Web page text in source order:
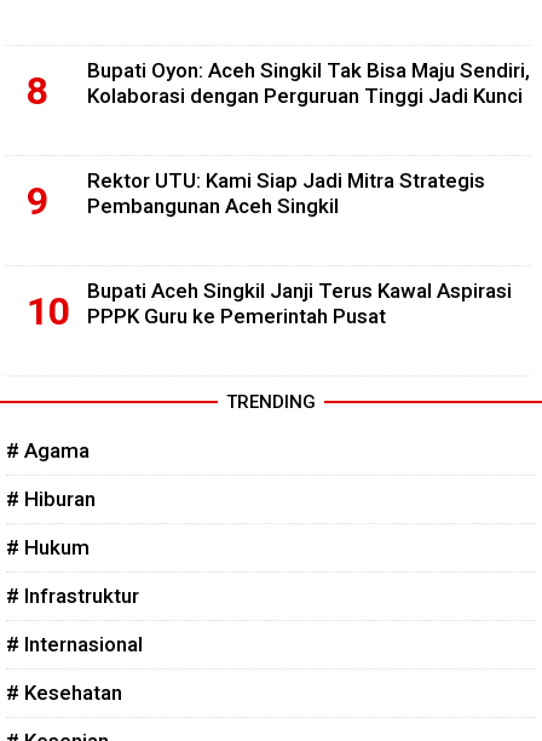
Bupati Oyon: Aceh Singkil Tak Bisa Maju Sendiri,
Kolaborasi dengan Perguruan Tinggi Jadi Kunci
Rektor UTU: Kami Siap Jadi Mitra Strategis
Pembangunan Aceh Singkil
Bupati Aceh Singkil Janji Terus Kawal Aspirasi
PPPK Guru ke Pemerintah Pusat
TRENDING
# Agama
# Hiburan
# Hukum
# Infrastruktur
# Internasional
# Kesehatan